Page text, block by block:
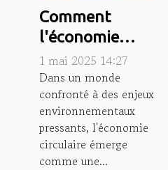
Comment
l'économie
circulaire
transforme le
paysage
entrepreneurial
1 mai 2025 14:27
Dans un monde
confronté à des enjeux
environnementaux
pressants, l'économie
circulaire émerge
comme une...